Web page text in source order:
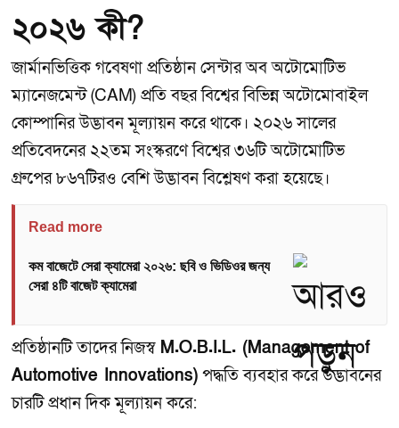
২০২৬ কী?
জার্মানভিত্তিক গবেষণা প্রতিষ্ঠান সেন্টার অব অটোমোটিভ
ম্যানেজমেন্ট (CAM) প্রতি বছর বিশ্বের বিভিন্ন অটোমোবাইল
কোম্পানির উদ্ভাবন মূল্যায়ন করে থাকে। ২০২৬ সালের
প্রতিবেদনের ২২তম সংস্করণে বিশ্বের ৩৬টি অটোমোটিভ
গ্রুপের ৮৬৭টিরও বেশি উদ্ভাবন বিশ্লেষণ করা হয়েছে।
Read more
কম বাজেটে সেরা ক্যামেরা ২০২৬: ছবি ও ভিডিওর জন্য
সেরা ৪টি বাজেট ক্যামেরা
প্রতিষ্ঠানটি তাদের নিজস্ব M.O.B.I.L. (Management of
Automotive Innovations) পদ্ধতি ব্যবহার করে উদ্ভাবনের
চারটি প্রধান দিক মূল্যায়ন করে: